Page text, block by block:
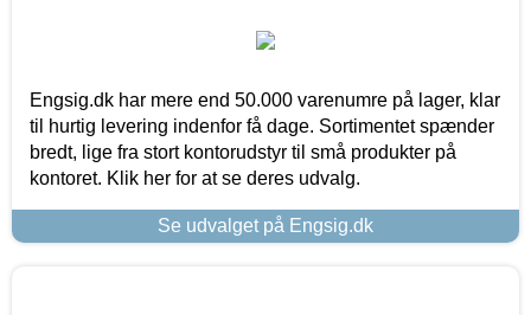
Engsig.dk har mere end 50.000 varenumre på lager, klar
til hurtig levering indenfor få dage. Sortimentet spænder
bredt, lige fra stort kontorudstyr til små produkter på
kontoret. Klik her for at se deres udvalg.
Se udvalget på Engsig.dk